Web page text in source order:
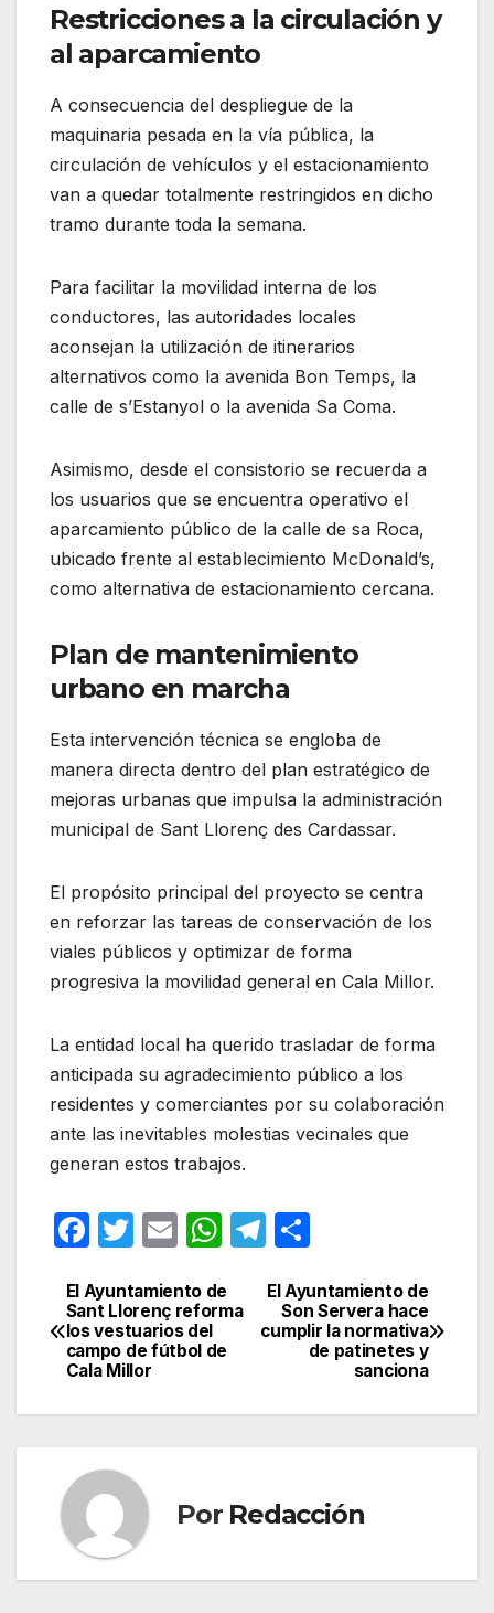
Restricciones a la circulación y
al aparcamiento
A consecuencia del despliegue de la
maquinaria pesada en la vía pública, la
circulación de vehículos y el estacionamiento
van a quedar totalmente restringidos en dicho
tramo durante toda la semana.
Para facilitar la movilidad interna de los
conductores, las autoridades locales
aconsejan la utilización de itinerarios
alternativos como la avenida Bon Temps, la
calle de s’Estanyol o la avenida Sa Coma.
Asimismo, desde el consistorio se recuerda a
los usuarios que se encuentra operativo el
aparcamiento público de la calle de sa Roca,
ubicado frente al establecimiento McDonald’s,
como alternativa de estacionamiento cercana.
Plan de mantenimiento
urbano en marcha
Esta intervención técnica se engloba de
manera directa dentro del plan estratégico de
mejoras urbanas que impulsa la administración
municipal de Sant Llorenç des Cardassar.
El propósito principal del proyecto se centra
en reforzar las tareas de conservación de los
viales públicos y optimizar de forma
progresiva la movilidad general en Cala Millor.
La entidad local ha querido trasladar de forma
anticipada su agradecimiento público a los
residentes y comerciantes por su colaboración
ante las inevitables molestias vecinales que
generan estos trabajos.
F
c
e
b
o
k
T
itt
er
E
ail
W
at
s
A
p
T
e
gr
m
m
p
ar
tir
Navegación
de
El Ayuntamiento de
Son Servera hace
cumplir la normativa
de patinetes y
sanciona
El Ayuntamiento de
Sant Llorenç reforma
los vestuarios del
campo de fútbol de
Cala Millor
Por Redacción